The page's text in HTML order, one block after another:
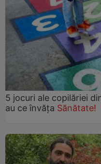
5 jocuri ale copilăriei
au ce învăța Sănătate!